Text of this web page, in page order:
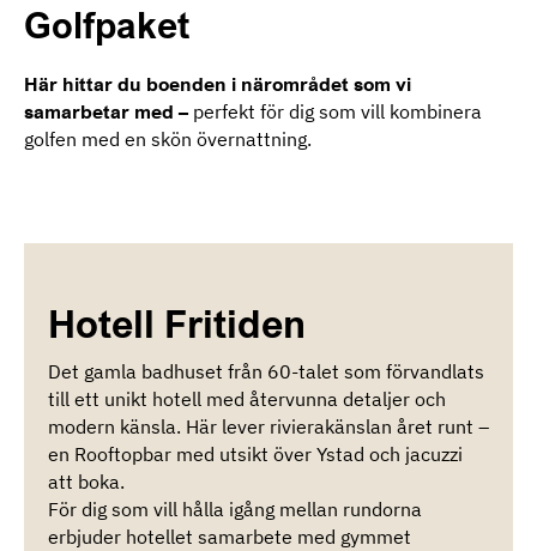
Golfpaket
Här hittar du boenden i närområdet som vi
samarbetar med – perfekt för dig som vill kombinera
golfen med en skön övernattning.
Hotell Fritiden
Det gamla badhuset från 60-talet som förvandlats
till ett unikt hotell med återvunna detaljer och
modern känsla. Här lever rivierakänslan året runt –
en Rooftopbar med utsikt över Ystad och jacuzzi
att boka.
För dig som vill hålla igång mellan rundorna
erbjuder hotellet samarbete med gymmet